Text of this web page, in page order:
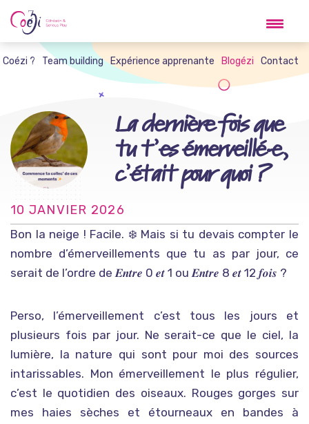
Skip
to
content
? Team building Expérience apprenante Blogézi Contact
La dernière fois que
tu t’es émerveillé·e,
c’était pour quoi ?
10 JANVIER 2026
Bon la neige ! Facile. ❄️ Mais si tu devais compter le
nombre d’émerveillements que tu as par jour, ce
serait de l’ordre de 𝑬𝒏𝒕𝒓𝒆 0 𝒆𝒕 1 ou 𝑬𝒏𝒕𝒓𝒆 8 𝒆𝒕 12 𝒇𝒐𝒊𝒔 ?
Perso, l’émerveillement c’est tous les jours et
plusieurs fois par jour. Ne serait-ce que le ciel, la
lumière, la nature qui sont pour moi des sources
intarissables. Mon émerveillement le plus régulier,
c’est le quotidien des oiseaux. Rouges gorges sur
mes haies sèches et étourneaux en bandes à